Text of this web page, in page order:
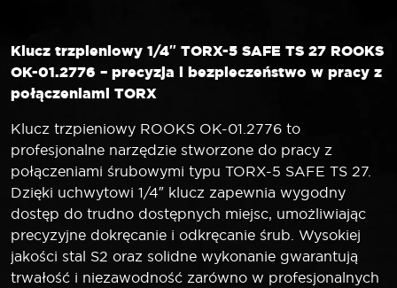
Klucz trzpieniowy 1/4″ TORX-5 SAFE TS 27 ROOKS
OK-01.2776 – precyzja i bezpieczeństwo w pracy z
połączeniami TORX
Klucz trzpieniowy ROOKS OK-01.2776 to
profesjonalne narzędzie stworzone do pracy z
połączeniami śrubowymi typu TORX-5 SAFE TS 27.
Dzięki uchwytowi 1/4″ klucz zapewnia wygodny
dostęp do trudno dostępnych miejsc, umożliwiając
precyzyjne dokręcanie i odkręcanie śrub. Wysokiej
jakości stal S2 oraz solidne wykonanie gwarantują
trwałość i niezawodność zarówno w profesjonalnych